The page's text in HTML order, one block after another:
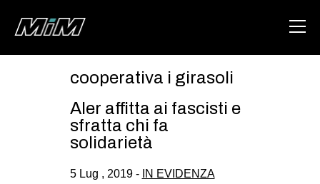
HOME
ABOUT
DEGENERAZIONE
cooperativa i girasoli
Aler affitta ai fascisti e
sfratta chi fa
solidarietà
5 Lug , 2019 - IN EVIDENZA